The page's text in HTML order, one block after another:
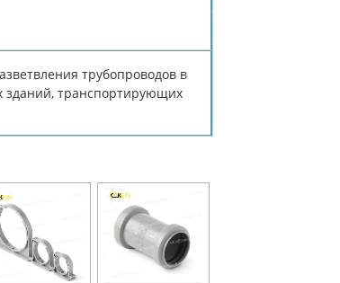
трубопроводов в
зданий, транспортирующих